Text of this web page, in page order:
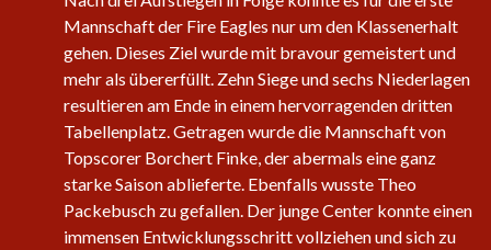
Mannschaft der Fire Eagles nur um den Klassenerhalt
gehen. Dieses Ziel wurde mit bravour gemeistert und
mehr als übererfüllt. Zehn Siege und sechs Niederlagen
resultieren am Ende in einem hervorragenden dritten
Tabellenplatz. Getragen wurde die Mannschaft von
Topscorer Borchert Finke, der abermals eine ganz
starke Saison ablieferte. Ebenfalls wusste Theo
Packebusch zu gefallen. Der junge Center konnte einen
immensen Entwicklungsschritt vollziehen und sich zu